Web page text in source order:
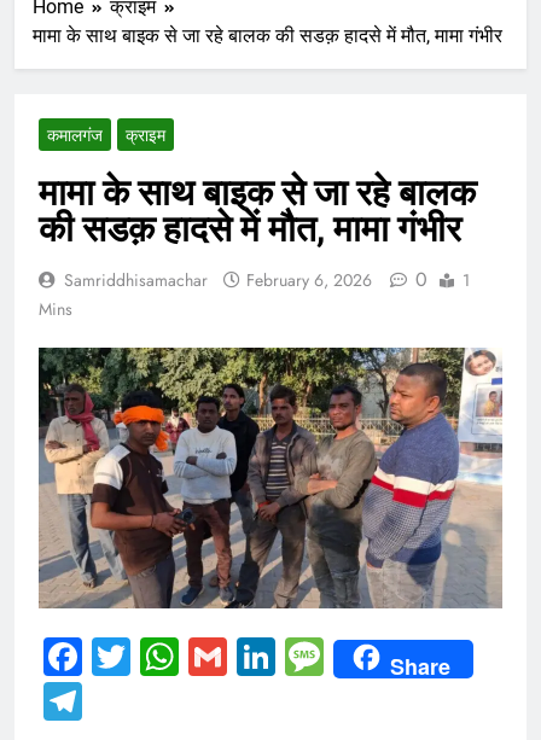
Home
क्राइम
मामा के साथ बाइक से जा रहे बालक की सडक़ हादसे में मौत, मामा गंभीर
कमालगंज क्राइम
मामा के साथ बाइक से जा रहे बालक
की सडक़ हादसे में मौत, मामा गंभीर
Samriddhisamachar February 6, 2026 0
1
Mins
Facebook
Twitter
WhatsApp
GmailLinkedIn
Message
Share